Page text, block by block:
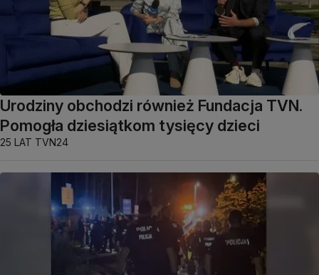
Urodziny obchodzi również Fundacja TVN.
Pomogła dziesiątkom tysięcy dzieci
25 LAT TVN24